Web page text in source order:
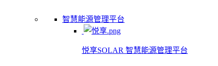
智慧能源管理平台
悦享SOLAR 智慧能源管理平台